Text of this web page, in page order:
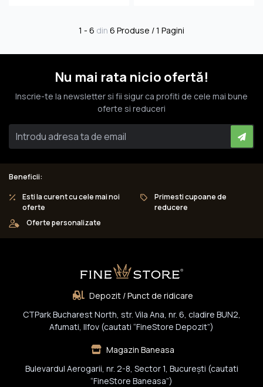
1 - 6 din 6 Produse / 1 Pagini
Nu mai rata nicio ofertă!
Inscrie-te la newsletter si fii sigur ca profiti de cele mai bune
oferte si reduceri
Beneficii:
Esti la curent cu cele mai noi
oferte
Primesti cupoane de
reducere
Oferte personalizate
Depozit / Punct de ridicare
CTPark Bucharest North, str. Vila Ana, nr. 6, cladire BUN2,
Afumati, Ilfov (cautati “FineStore Depozit”)
Magazin Baneasa
Bulevardul Aerogarii, nr. 2-8, Sector 1, Bucureşti (cautati
“FineStore Baneasa”)